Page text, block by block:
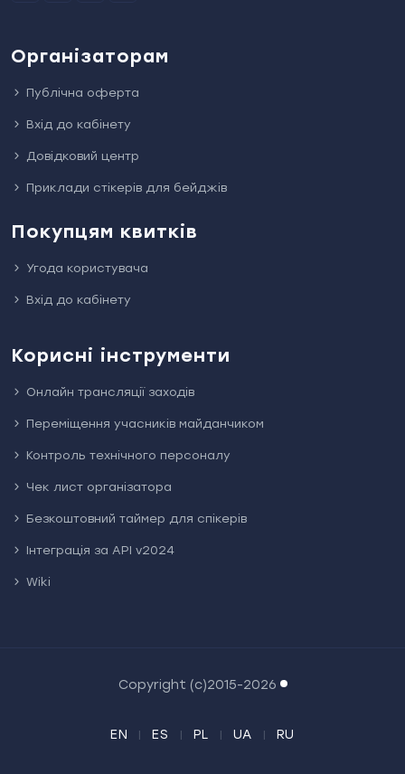
Організаторам
Публічна оферта
Вхід до кабінету
Довідковий центр
Приклади стікерів для бейджів
Покупцям квитків
Угода користувача
Вхід до кабінету
Корисні інструменти
Онлайн трансляції заходів
Переміщення учасників майданчиком
Контроль технічного персоналу
Чек лист організатора
Безкоштовний таймер для спікерів
Інтеграція за API v2024
Wiki
Copyright (c)2015-2026
EN ES PL UA RU